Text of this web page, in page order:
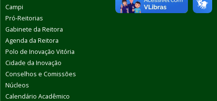
Campi
Pró-Reitorias
Gabinete da Reitora
Agenda da Reitora
Polo de Inovação Vitória
Cidade da Inovação
Conselhos e Comissões
Núcleos
Calendário Acadêmico